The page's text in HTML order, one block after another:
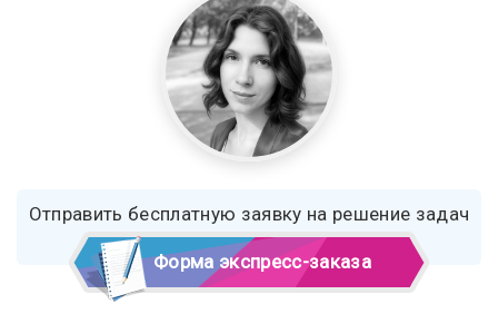
Отправить бесплатную заявку на решение задач
Форма экспресс-заказа